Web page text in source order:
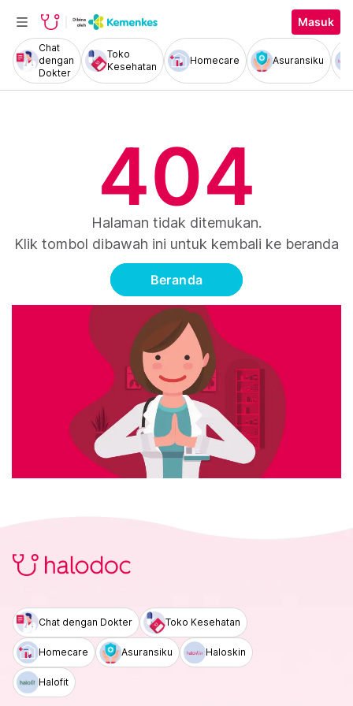
Masuk
Chat
dengan
Dokter
Toko
Kesehatan
Homecare Asuransiku
404
Halaman tidak ditemukan.
Klik tombol dibawah ini untuk kembali ke beranda
Beranda
Chat dengan Dokter Toko Kesehatan
Homecare Asuransiku Haloskin
Halofit